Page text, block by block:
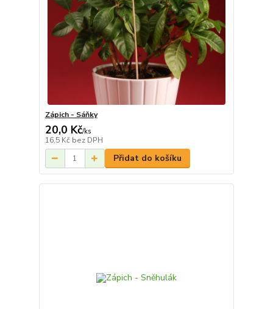
Zápich - Sáňky
20,0 Kč/ks
16,5 Kč bez DPH
Přidat do košíku